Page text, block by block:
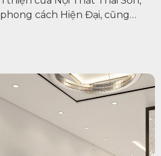
cách Hiện Đại, cũng
ban đầu về một không
công năng, từ...